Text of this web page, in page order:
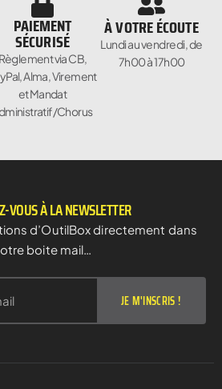
PAIEMENT
SÉCURISÉ
Règlement via CB,
Alma, Virement
et Mandat
Chorus
À VOTRE ÉCOUTE
Lundi au vendredi, de
7h00 à 17h00
VOUS À LA NEWSLETTER
d’OutilBox directement dans
boite mail…
JE M'INSCRIS !